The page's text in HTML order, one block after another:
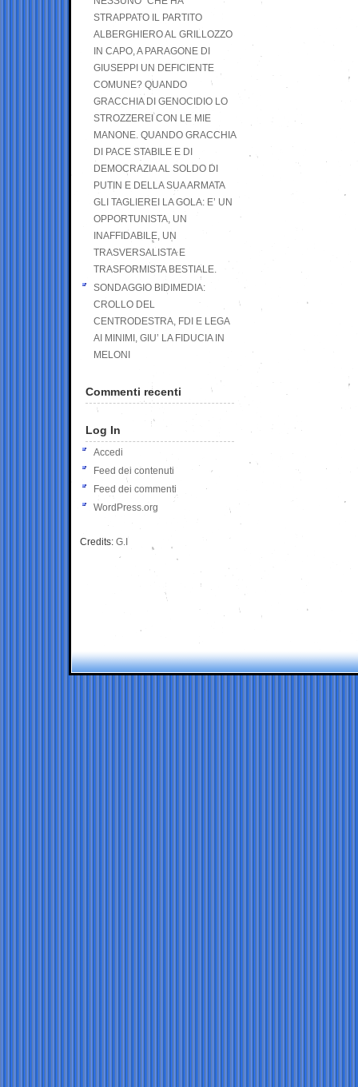
STRAPPATO IL PARTITO
ALBERGHIERO AL GRILLOZZO
IN CAPO, A PARAGONE DI
GIUSEPPI UN DEFICIENTE
COMUNE? QUANDO
GRACCHIA DI GENOCIDIO LO
STROZZEREI CON LE MIE
MANONE. QUANDO GRACCHIA
DI PACE STABILE E DI
DEMOCRAZIA AL SOLDO DI
PUTIN E DELLA SUA ARMATA
GLI TAGLIEREI LA GOLA: E’ UN
OPPORTUNISTA, UN
INAFFIDABILE, UN
TRASVERSALISTA E
TRASFORMISTA BESTIALE.
SONDAGGIO BIDIMEDIA:
CROLLO DEL
CENTRODESTRA, FDI E LEGA
AI MINIMI, GIU’ LA FIDUCIA IN
MELONI
Commenti recenti
Log In
Accedi
Feed dei contenuti
Feed dei commenti
WordPress.org
Credits: G.I